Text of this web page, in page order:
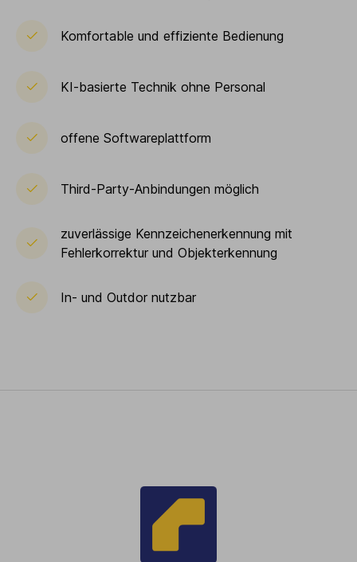
Komfortable und effiziente Bedienung
KI-basierte Technik ohne Personal
offene Softwareplattform
Third-Party-Anbindungen möglich
zuverlässige Kennzeichenerkennung mit
Fehlerkorrektur und Objekterkennung
In- und Outdor nutzbar